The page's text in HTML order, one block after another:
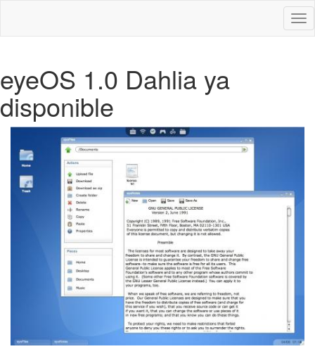
eyeOS 1.0 Dahlia ya
disponible